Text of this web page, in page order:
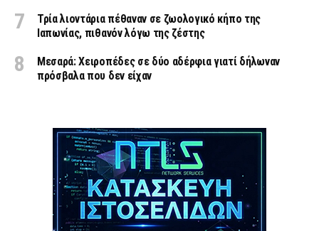
Τρία λιοντάρια πέθαναν σε ζωολογικό κήπο της
Ιαπωνίας, πιθανόν λόγω της ζέστης
Μεσαρά: Χειροπέδες σε δύο αδέρφια γιατί δήλωναν
πρόσβαλα που δεν είχαν